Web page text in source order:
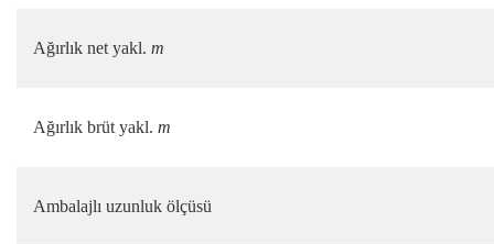
Ağırlık net yakl. m
Ağırlık brüt yakl. m
Ambalajlı uzunluk ölçüsü